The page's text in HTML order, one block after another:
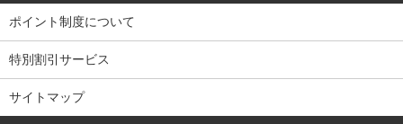
ポイント制度について
特別割引サービス
サイトマップ